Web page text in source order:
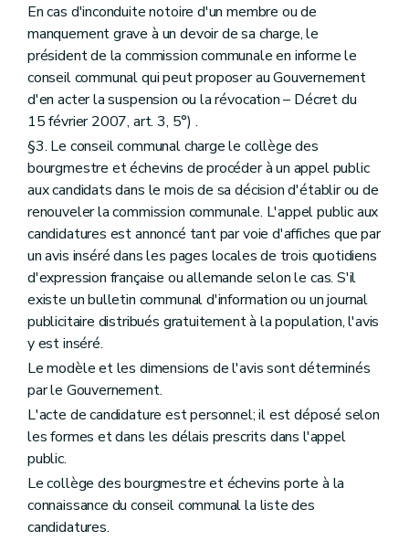
Art. 232
Chapitre II Des mesures de protection
Art. 233
Art. 234
Art. 235
Art. 236
Chapitre III Des sondages archéologiques et des fouilles
Art. 237
Art. 238
Art. 239
Art. 240
Art. 241
Art. 242
Art. 243
Art. 244
Chapitre IV Des sondages archéologiques et des fouilles d'utilité publique
Art. 245
Art. 246
Art. 247
Art. 248
Chapitre V Des découvertes fortuites
Art. 249
Chapitre VI
Art. 250
Art. 251
Titre (V – Décret du 1erjuillet 1993, art. 3) . - Dispositions transitoires
Art. 236
Art. 237
En cas d'inconduite notoire d'un membre ou de
manquement grave à un devoir de sa charge, le
président de la commission communale en informe le
conseil communal qui peut proposer au Gouvernement
d'en acter la suspension ou la révocation – Décret du
15 février 2007, art. 3, 5°) .
§3. Le conseil communal charge le collège des
bourgmestre et échevins de procéder à un appel public
aux candidats dans le mois de sa décision d'établir ou de
renouveler la commission communale. L'appel public aux
candidatures est annoncé tant par voie d'affiches que par
un avis inséré dans les pages locales de trois quotidiens
d'expression française ou allemande selon le cas. S'il
existe un bulletin communal d'information ou un journal
publicitaire distribués gratuitement à la population, l'avis
y est inséré.
Le modèle et les dimensions de l'avis sont déterminés
par le Gouvernement.
L'acte de candidature est personnel; il est déposé selon
les formes et dans les délais prescrits dans l'appel
public.
Le collège des bourgmestre et échevins porte à la
connaissance du conseil communal la liste des
candidatures.